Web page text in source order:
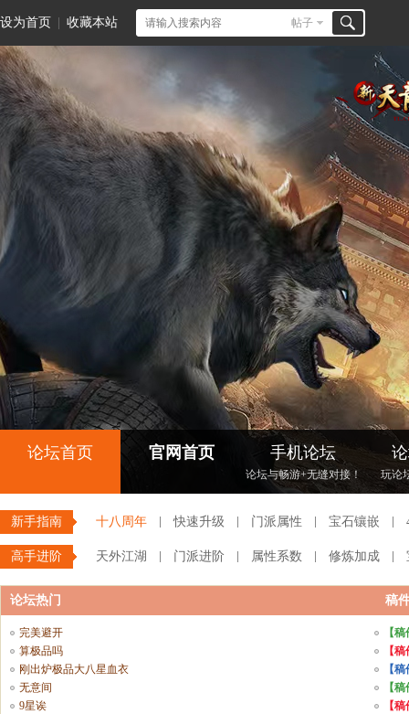
设为首页 收藏本站 帖子
论坛首页 官网首页 手机论坛
论坛与畅游+无缝对接！ 玩论
新手指南 十八周年 快速升级 门派属性 宝石镶嵌
高手进阶 天外江湖 门派进阶 属性系数 修炼加成
论坛热门 稿
完美避开
算极品吗
刚出炉极品大八星血衣
无意间
9星诶
【
【
【
【
【